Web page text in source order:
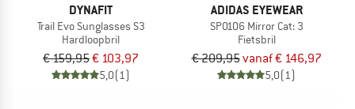
DYNAFIT
Trail Evo Sunglasses S3
Hardloopbril
€ 159,95€ 103,97
5,0(1)
ADIDAS EYEWEAR
SP0106 Mirror Cat: 3
Fietsbril
€ 209,95vanaf € 146,97
5,0(1)